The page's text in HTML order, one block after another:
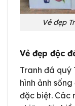
Vẻ đẹp
Vẻ đẹp độc
Tranh đá quý
hình ảnh
đặc biệt. Các